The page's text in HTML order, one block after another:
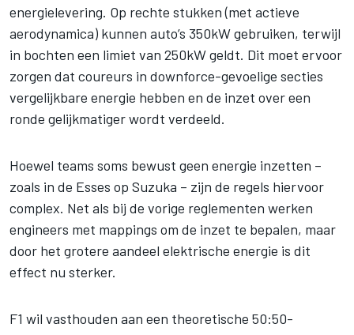
energielevering. Op rechte stukken (met actieve
aerodynamica) kunnen auto’s 350kW gebruiken, terwijl
in bochten een limiet van 250kW geldt. Dit moet ervoor
zorgen dat coureurs in downforce-gevoelige secties
vergelijkbare energie hebben en de inzet over een
ronde gelijkmatiger wordt verdeeld.
Hoewel teams soms bewust geen energie inzetten –
zoals in de Esses op Suzuka – zijn de regels hiervoor
complex. Net als bij de vorige reglementen werken
engineers met mappings om de inzet te bepalen, maar
door het grotere aandeel elektrische energie is dit
effect nu sterker.
F1 wil vasthouden aan een theoretische 50:50-